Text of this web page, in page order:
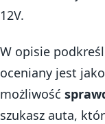
12V.
W opisie
oceniany jest
możliwość
szukasz auta,